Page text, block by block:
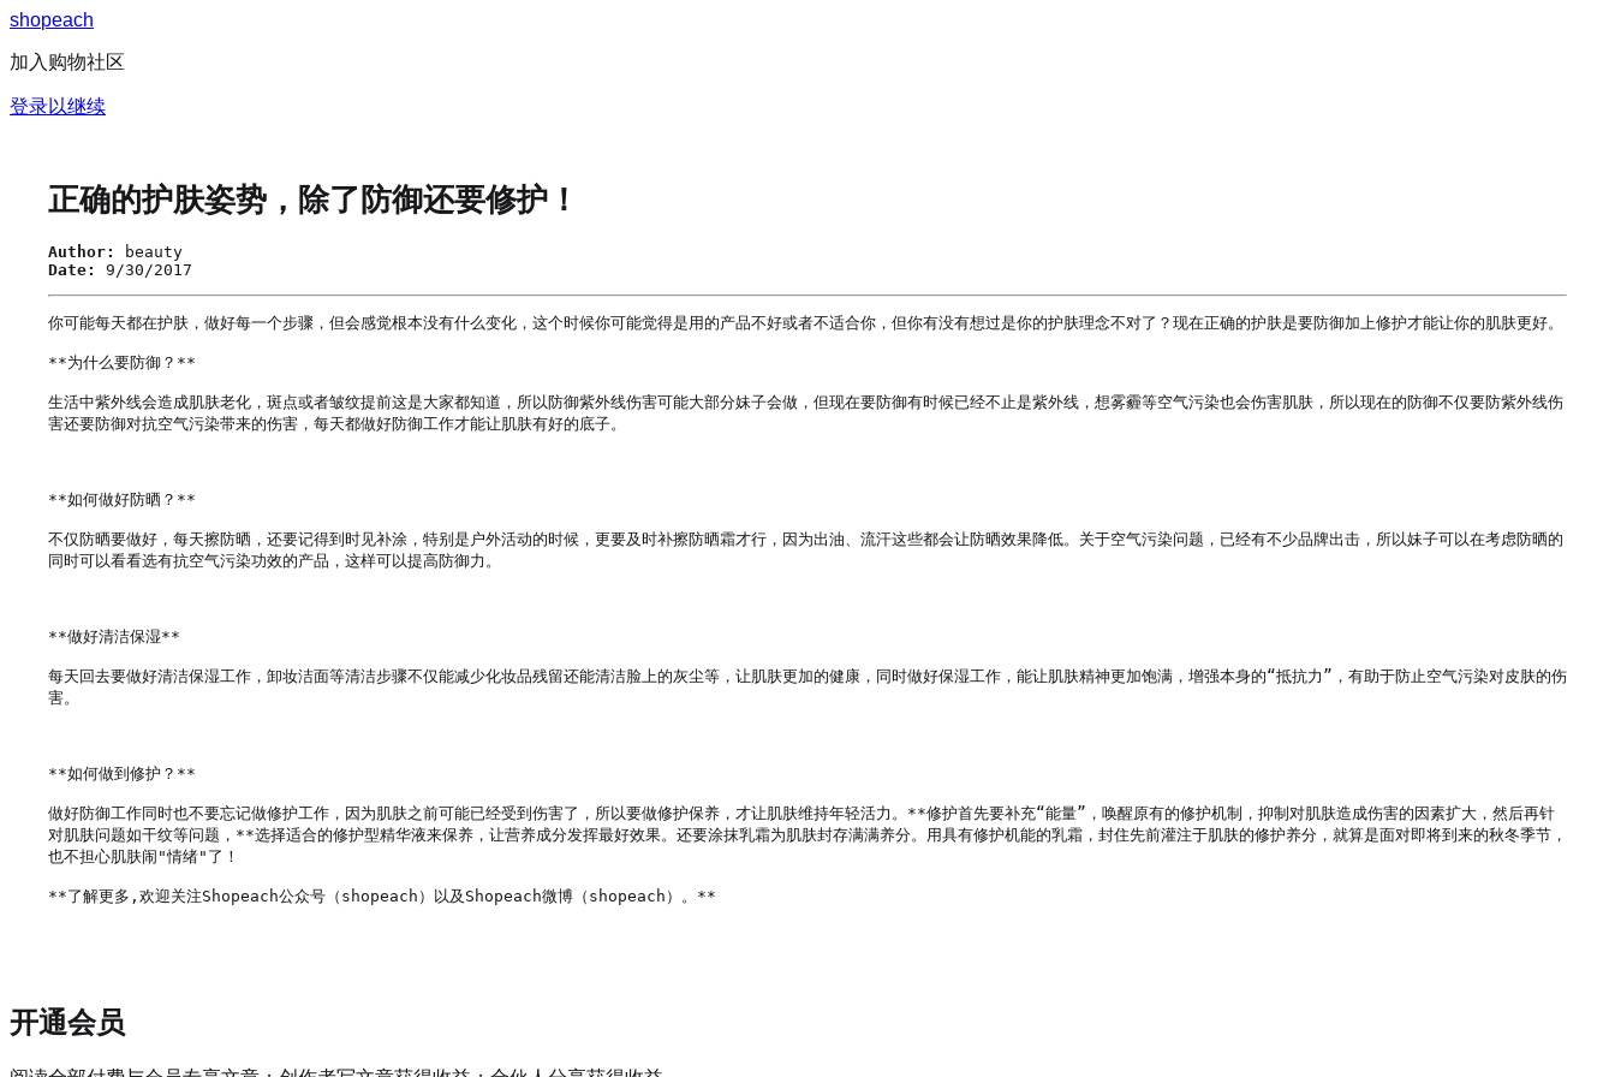
shopeach
加入购物社区
登录以继续
正确的护肤姿势，除了防御还要修护！
Author:
beauty
Date:
9/30/2017
你可能每天都在护肤，做好每一个步骤，但会感觉根本没有什么变化，这个时候你可能觉得是用的产品不好或者不适合你，但你有没有想过是你的护肤理念不对了？现在正确的护肤是要防御加上修护才能让你的肌肤更好。
**为什么要防御？**
生活中紫外线会造成肌肤老化，斑点或者皱纹提前这是大家都知道，所以防御紫外线伤害可能大部分妹子会做，但现在要防御有时候已经不止是紫外线，想雾霾等空气污染也会伤害肌肤，所以现在的防御不仅要防紫外线伤
害还要防御对抗空气污染带来的伤害，每天都做好防御工作才能让肌肤有好的底子。
**如何做好防晒？**
不仅防晒要做好，每天擦防晒，还要记得到时见补涂，特别是户外活动的时候，更要及时补擦防晒霜才行，因为出油、流汗这些都会让防晒效果降低。关于空气污染问题，已经有不少品牌出击，所以妹子可以在考虑防晒的
同时可以看看选有抗空气污染功效的产品，这样可以提高防御力。
**做好清洁保湿**
每天回去要做好清洁保湿工作，卸妆洁面等清洁步骤不仅能减少化妆品残留还能清洁脸上的灰尘等，让肌肤更加的健康，同时做好保湿工作，能让肌肤精神更加饱满，增强本身的“抵抗力”，有助于防止空气污染对皮肤的伤
害。
**如何做到修护？**
做好防御工作同时也不要忘记做修护工作，因为肌肤之前可能已经受到伤害了，所以要做修护保养，才让肌肤维持年轻活力。**修护首先要补充“能量”，唤醒原有的修护机制，抑制对肌肤造成伤害的因素扩大，然后再针
对肌肤问题如干纹等问题，**选择适合的修护型精华液来保养，让营养成分发挥最好效果。还要涂抹乳霜为肌肤封存满满养分。用具有修护机能的乳霜，封住先前灌注于肌肤的修护养分，就算是面对即将到来的秋冬季节，
也不担心肌肤闹"情绪"了！
**了解更多,欢迎关注Shopeach公众号（shopeach）以及Shopeach微博（shopeach）。**
开通会员